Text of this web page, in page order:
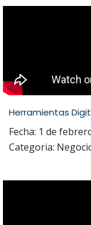
Herramientas
Fecha: 1 de
Categoria: